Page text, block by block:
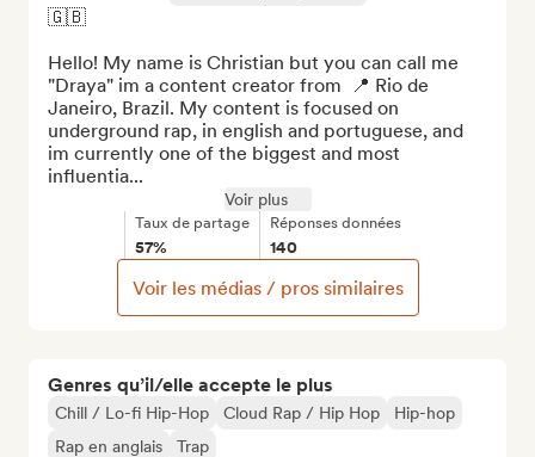
Genres qu’il/elle accepte le plus
Chill / Lo-fi Hip-Hop Cloud Rap / Hip Hop
Hip-hop
Rap en anglais
Trap
🇬🇧
Hello! My name is Christian but you can call me
"Draya" im a content creator from  📍 Rio de
Janeiro, Brazil. My content is focused on
underground rap, in english and portuguese, and
im currently one of the biggest and most
influentia...
Voir plus
Taux de partage
57%
Réponses données
140
Voir les médias / pros similaires